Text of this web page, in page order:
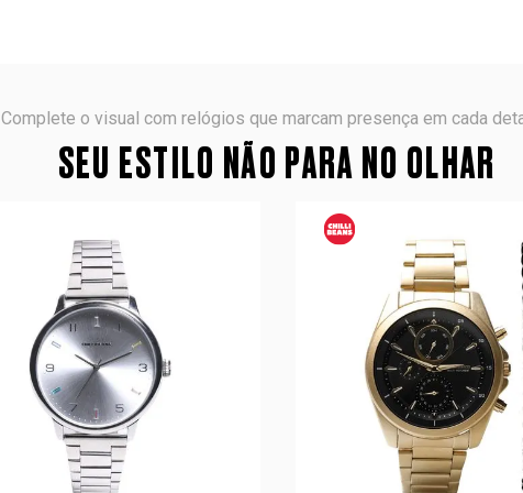
Complete o visual com relógios que marcam presença em cada
SEU ESTILO NÃO PARA NO OLHAR